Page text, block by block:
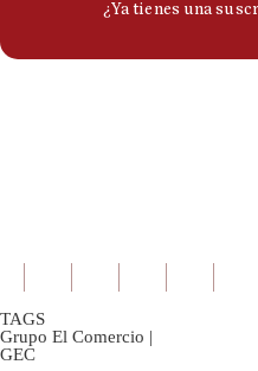
TAGS
Grupo El Comercio |
GEC